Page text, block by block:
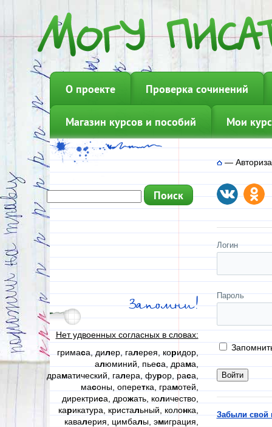
О проекте Проверка сочинений
Магазин курсов и пособий Мои
Запомни!
Нет удвоенных согласных в словах:
гримаса, дилер, галерея, коридор,
алюминий, пьеса, драма,
драматический, галера, фурор, раса,
масоны, оперетка, грамотей,
директриса, дрожать, количество,
карикатура, кристальный, колонка,
кавалерия, цимбалы, эмиграция,
—
Логин
Пароль
Забыли свой